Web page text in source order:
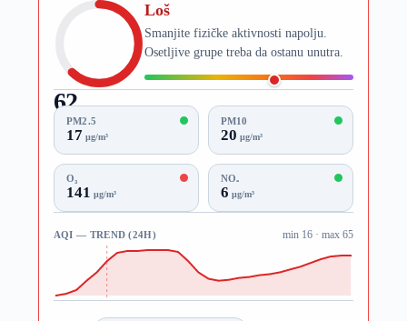
62
AQI
Loš
Smanjite fizičke aktivnosti napolju.
Osetljive grupe treba da ostanu unutra.
PM2.5
17 µg/m³
PM10
20 µg/m³
O₃
141 µg/m³
NO₂
6 µg/m³
AQI — TREND (24H) min 16 · max 65